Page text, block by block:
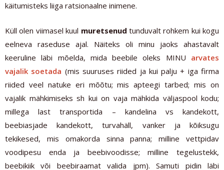
käitumisteks liiga ratsionaalne inimene.
Küll olen viimasel kuul muretsenud tunduvalt rohkem kui kogu
eelneva raseduse ajal. Näiteks oli minu jaoks ahastavalt
keeruline läbi mõelda, mida beebile oleks MINU arvates
vajalik soetada (mis suuruses riided ja kui palju + iga firma
riided veel natuke eri mõõtu; mis apteegi tarbed; mis on
vajalik mähkimiseks sh kui on vaja mähkida väljaspool kodu;
millega last transportida – kandelina vs kandekott,
beebiasjade kandekott, turvahäll, vanker ja kõiksugu
tekikesed, mis omakorda sinna panna; milline vettpidav
voodipesu enda ja beebivoodisse; milline tegelustekk,
beebikiik või beebiraamat valida jpm). Samuti pidin läbi